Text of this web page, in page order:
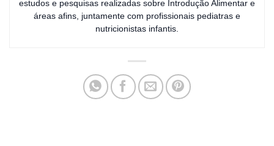
estudos e pesquisas realizadas sobre Introdução Alimentar e
áreas afins, juntamente com profissionais pediatras e
nutricionistas infantis.